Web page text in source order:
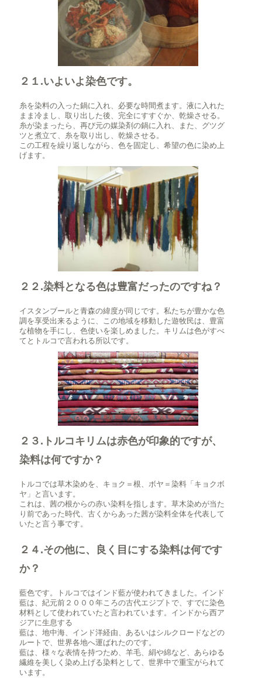
２１.いよいよ染色です。
糸を染料の入った鍋に入れ、必要な時間煮ます。液に入れた
まま冷まし、取り出した後、完全にすすぐか、乾燥させる。
糸が染まったら、再び元の媒染剤の鍋に入れ、また、グツグ
ツと煮立て、糸を取り出し、乾燥させる。
この工程を繰り返しながら、色を固定し、希望の色に染め上
げます。
２２.染料となる色は豊富だったのですね？
イスタンブールと青森の緯度が同じです。私たちが豊かな色
調を享受出来るように、この地域を移動した遊牧民は、豊富
な植物を手にし、色使いを楽しめました。キリムは色がすべ
てとトルコで言われる所以です。
２３.トルコキリムは赤色が印象的ですが、
染料は何ですか？
トルコでは草木染めを、キョク＝根、ボヤ＝染料「キョクボ
ヤ」と言います。
これは、茜の根からの赤い染料を指します。草木染めが当た
り前であった時代、古くからあった茜が染料全体を代表して
いたと言う事です。
２４.その他に、良く目にする染料は何です
か？
藍色です。トルコではインド藍が使われてきました。インド
藍は、紀元前２０００年ころの古代エジプトで、すでに染色
材料として使われていたと言われています。インドから西ア
ジアに生息する
藍は、地中海、インド洋経由、あるいはシルクロードなどの
ルートで、世界各地へ運ばれたのです。
藍は、様々な表情を持つため、羊毛、絹や綿など、あらゆる
繊維を美しく染め上げる染料として、世界中で重宝がられて
います。